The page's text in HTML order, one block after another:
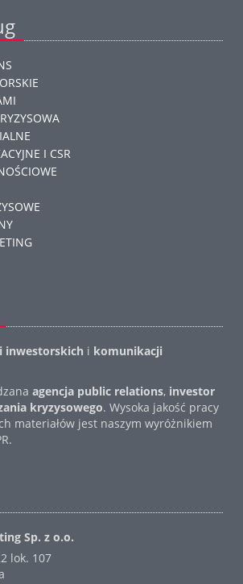
I CSR
inwestorskich i komunikacji
agencja public relations, investor
kryzysowego. Wysoka jakość pracy
materiałów jest naszym wyróżnikiem
Sp. z o.o.
lok. 107